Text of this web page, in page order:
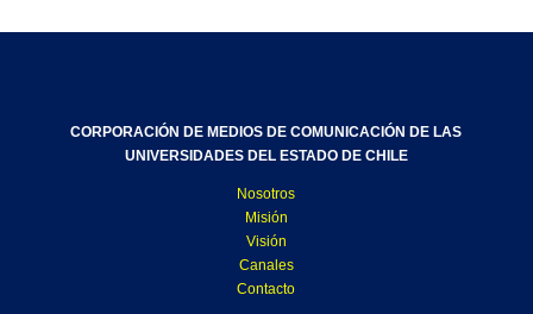
CORPORACIÓN DE MEDIOS DE COMUNICACIÓN DE LAS
UNIVERSIDADES DEL ESTADO DE CHILE
Nosotros
Misión
Visión
Canales
Contacto